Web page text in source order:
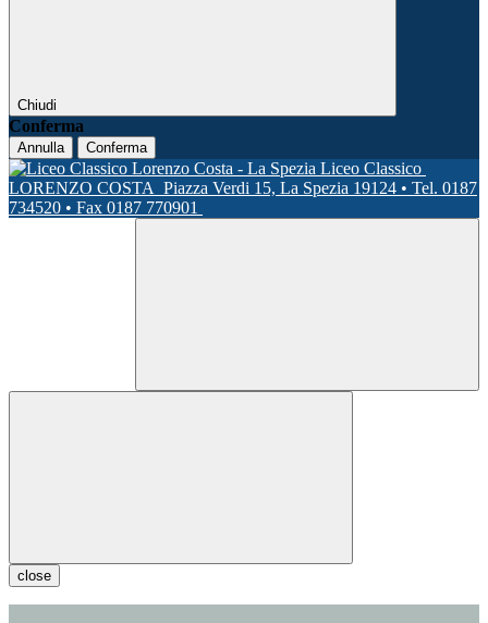
Chiudi
Conferma
Annulla Conferma
Liceo Classico
LORENZO COSTA Piazza Verdi 15, La Spezia 19124 • Tel. 0187
734520 • Fax 0187 770901
close